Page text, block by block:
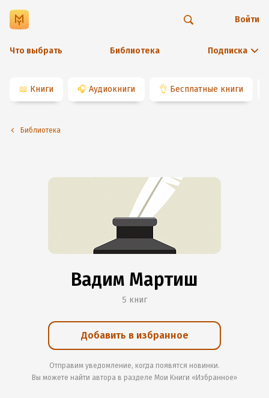
Что выбрать Библиотека Подписка
Войти
📖 Книги 🎧 Аудиокниги 👌 Бесплатные книги
Библиотека
Вадим Мартиш
5 книг
Добавить в избранное
Отправим уведомление, когда появятся новинки.
Вы можете найти автора в разделе Мои Книги «Избранное»